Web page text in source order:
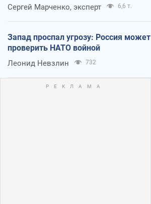
Сергей Марченко, эксперт 6,6 т.
Запад проспал угрозу: Россия может
проверить НАТО войной
Леонид Невзлин 732